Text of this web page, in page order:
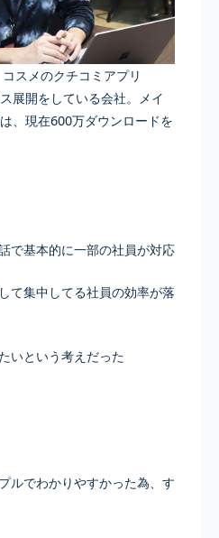
スメのクチコミアプリ
展開をしている会社。メイ
、現在600万ダウンロードを
で基本的に一部の社員が対応
て集中してる社員の効率が落
いという考えだった
ルでわかりやすかった為、す